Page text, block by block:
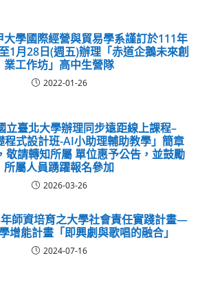
學國際經營與貿易學系謹訂於111年
1月28日(週五)辦理「赤道企鵝未來創
業工作坊」高中生營隊
2022-01-26
立臺北大學辦理同步遠距線上課程–
程式設計班-AI小助理輔助教學」簡章
敬請轉知所屬 單位惠予公告，並鼓勵
所屬人員踴躍報名參加
2026-03-26
師資培育之大學社會責任實踐計畫—
增能計畫「即興劇與歌唱的融合」
2024-07-16